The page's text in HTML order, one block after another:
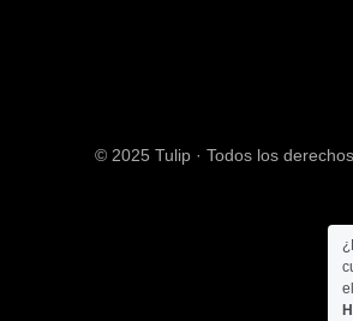
© 2025 Tulip · Todos los